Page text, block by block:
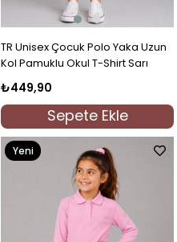
TR Unisex Çocuk Polo Yaka Uzun
Kol Pamuklu Okul T-Shirt Sarı
₺449,90
Sepete Ekle
Yeni